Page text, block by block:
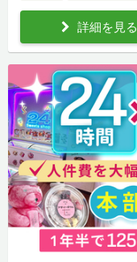
詳細を見る